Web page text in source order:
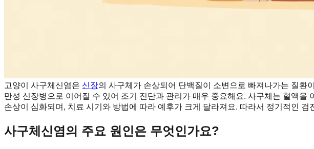
고양이 사구체신염은 신장의 사구체가 손상되어 단백질이 소변으로 빠져나가는 질환
만성 신장병으로 이어질 수 있어 조기 진단과 관리가 매우 중요해요. 사구체는 혈액
손상이 심화되며, 치료 시기와 방법에 따라 예후가 크게 달라져요. 따라서 정기적인 검
사구체신염의 주요 원인은 무엇인가요?